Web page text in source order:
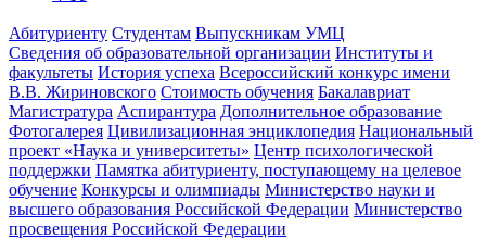
Абитуриенту Студентам Выпускникам УМЦ
Сведения об образовательной организации Институты и
факультеты История успеха Всероссийский конкурс имени
В.В. Жириновского Стоимость обучения Бакалавриат
Магистратура Аспирантура Дополнительное образование
Фотогалерея Цивилизационная энциклопедия Национальный
проект «Наука и университеты» Центр психологической
поддержки Памятка абитуриенту, поступающему на целевое
обучение Конкурсы и олимпиады Министерство науки и
высшего образования Российской Федерации Министерство
просвещения Российской Федерации